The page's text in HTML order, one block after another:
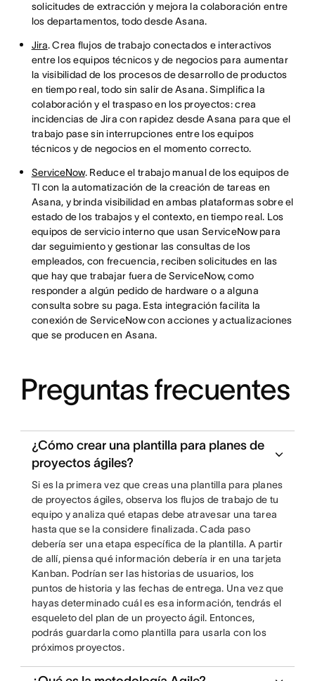
solicitudes de extracción y mejora la colaboración entre
los departamentos, todo desde Asana.
Jira. Crea flujos de trabajo conectados e interactivos
entre los equipos técnicos y de negocios para aumentar
la visibilidad de los procesos de desarrollo de productos
en tiempo real, todo sin salir de Asana. Simplifica la
colaboración y el traspaso en los proyectos: crea
incidencias de Jira con rapidez desde Asana para que el
trabajo pase sin interrupciones entre los equipos
técnicos y de negocios en el momento correcto.
ServiceNow. Reduce el trabajo manual de los equipos de
TI con la automatización de la creación de tareas en
Asana, y brinda visibilidad en ambas plataformas sobre el
estado de los trabajos y el contexto, en tiempo real. Los
equipos de servicio interno que usan ServiceNow para
dar seguimiento y gestionar las consultas de los
empleados, con frecuencia, reciben solicitudes en las
que hay que trabajar fuera de ServiceNow, como
responder a algún pedido de hardware o a alguna
consulta sobre su paga. Esta integración facilita la
conexión de ServiceNow con acciones y actualizaciones
que se producen en Asana.
Preguntas frecuentes
¿Cómo crear una plantilla para planes de
proyectos ágiles?
Si es la primera vez que creas una plantilla para planes
de proyectos ágiles, observa los flujos de trabajo de tu
equipo y analiza qué etapas debe atravesar una tarea
hasta que se la considere finalizada. Cada paso
debería ser una etapa específica de la plantilla. A partir
de allí, piensa qué información debería ir en una tarjeta
Kanban. Podrían ser las historias de usuarios, los
puntos de historia y las fechas de entrega. Una vez que
hayas determinado cuál es esa información, tendrás el
esqueleto del plan de un proyecto ágil. Entonces,
podrás guardarla como plantilla para usarla con los
próximos proyectos.